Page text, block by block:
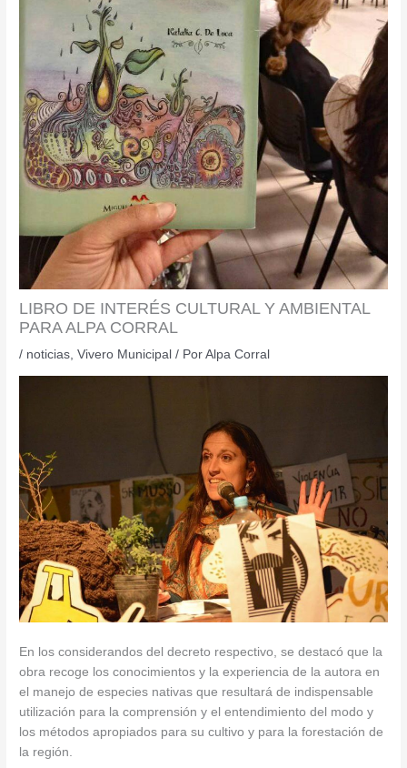
LIBRO DE INTERÉS CULTURAL Y AMBIENTAL
PARA ALPA CORRAL
/ noticias,Vivero Municipal / PorAlpa Corral
En los considerandos del decreto respectivo, se destacó que la
obra recoge los conocimientos y la experiencia de la autora en
el manejo de especies nativas que resultará de indispensable
utilización para la comprensión y el entendimiento del modo y
los métodos apropiados para su cultivo y para la forestación de
la región.